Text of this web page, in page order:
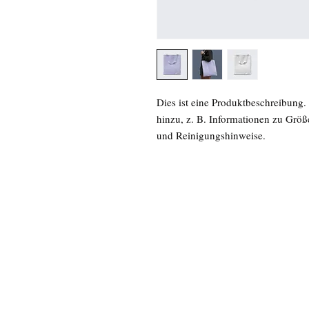
Dies ist eine
hinzu, z. B. Informationen zu
und Reinigungshinweise.